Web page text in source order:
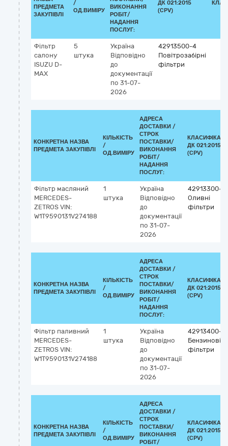
ПРЕДМЕТА
ЗАКУПІВЛІ
/
ОД.ВИМІРУ
ВИКОНАННЯ
РОБІТ/
НАДАННЯ
ПОСЛУГ:
ДК 021:2015
(CPV)
Фільтр
салону
ISUZU D-
MAX
5
штука
Україна
Відповідно
до
документації
по 31-07-
2026
42913500-4
Повітрозабірні
фільтри
КОНКРЕТНА НАЗВА
ПРЕДМЕТА ЗАКУПІВЛІ
КІЛЬКІСТЬ
/
ОД.ВИМІРУ
АДРЕСА
ДОСТАВКИ /
СТРОК
ПОСТАВКИ/
ВИКОНАННЯ
РОБІТ/
НАДАННЯ
ПОСЛУГ:
ДК 021:2015
(CPV)
Фільтр масляний
MERCEDES-
ZETROS VIN:
W1T9590131V274188
1
штука
Україна
Відповідно
до
документації
по 31-07-
2026
42913300-2
Оливні
фільтри
КОНКРЕТНА НАЗВА
ПРЕДМЕТА ЗАКУПІВЛІ
КІЛЬКІСТЬ
/
ОД.ВИМІРУ
АДРЕСА
ДОСТАВКИ /
СТРОК
ПОСТАВКИ/
ВИКОНАННЯ
РОБІТ/
НАДАННЯ
ПОСЛУГ:
ДК 021:2015
(CPV)
Фільтр паливний
MERCEDES-
ZETROS VIN:
W1T9590131V274188
1
штука
Україна
Відповідно
до
документації
по 31-07-
2026
42913400-3
Бензинові
фільтри
КОНКРЕТНА НАЗВА
ПРЕДМЕТА ЗАКУПІВЛІ
КІЛЬКІСТЬ
/
ОД.ВИМІРУ
АДРЕСА
ДОСТАВКИ /
СТРОК
ПОСТАВКИ/
ВИКОНАННЯ
РОБІТ/
ДК 021:2015
(CPV)